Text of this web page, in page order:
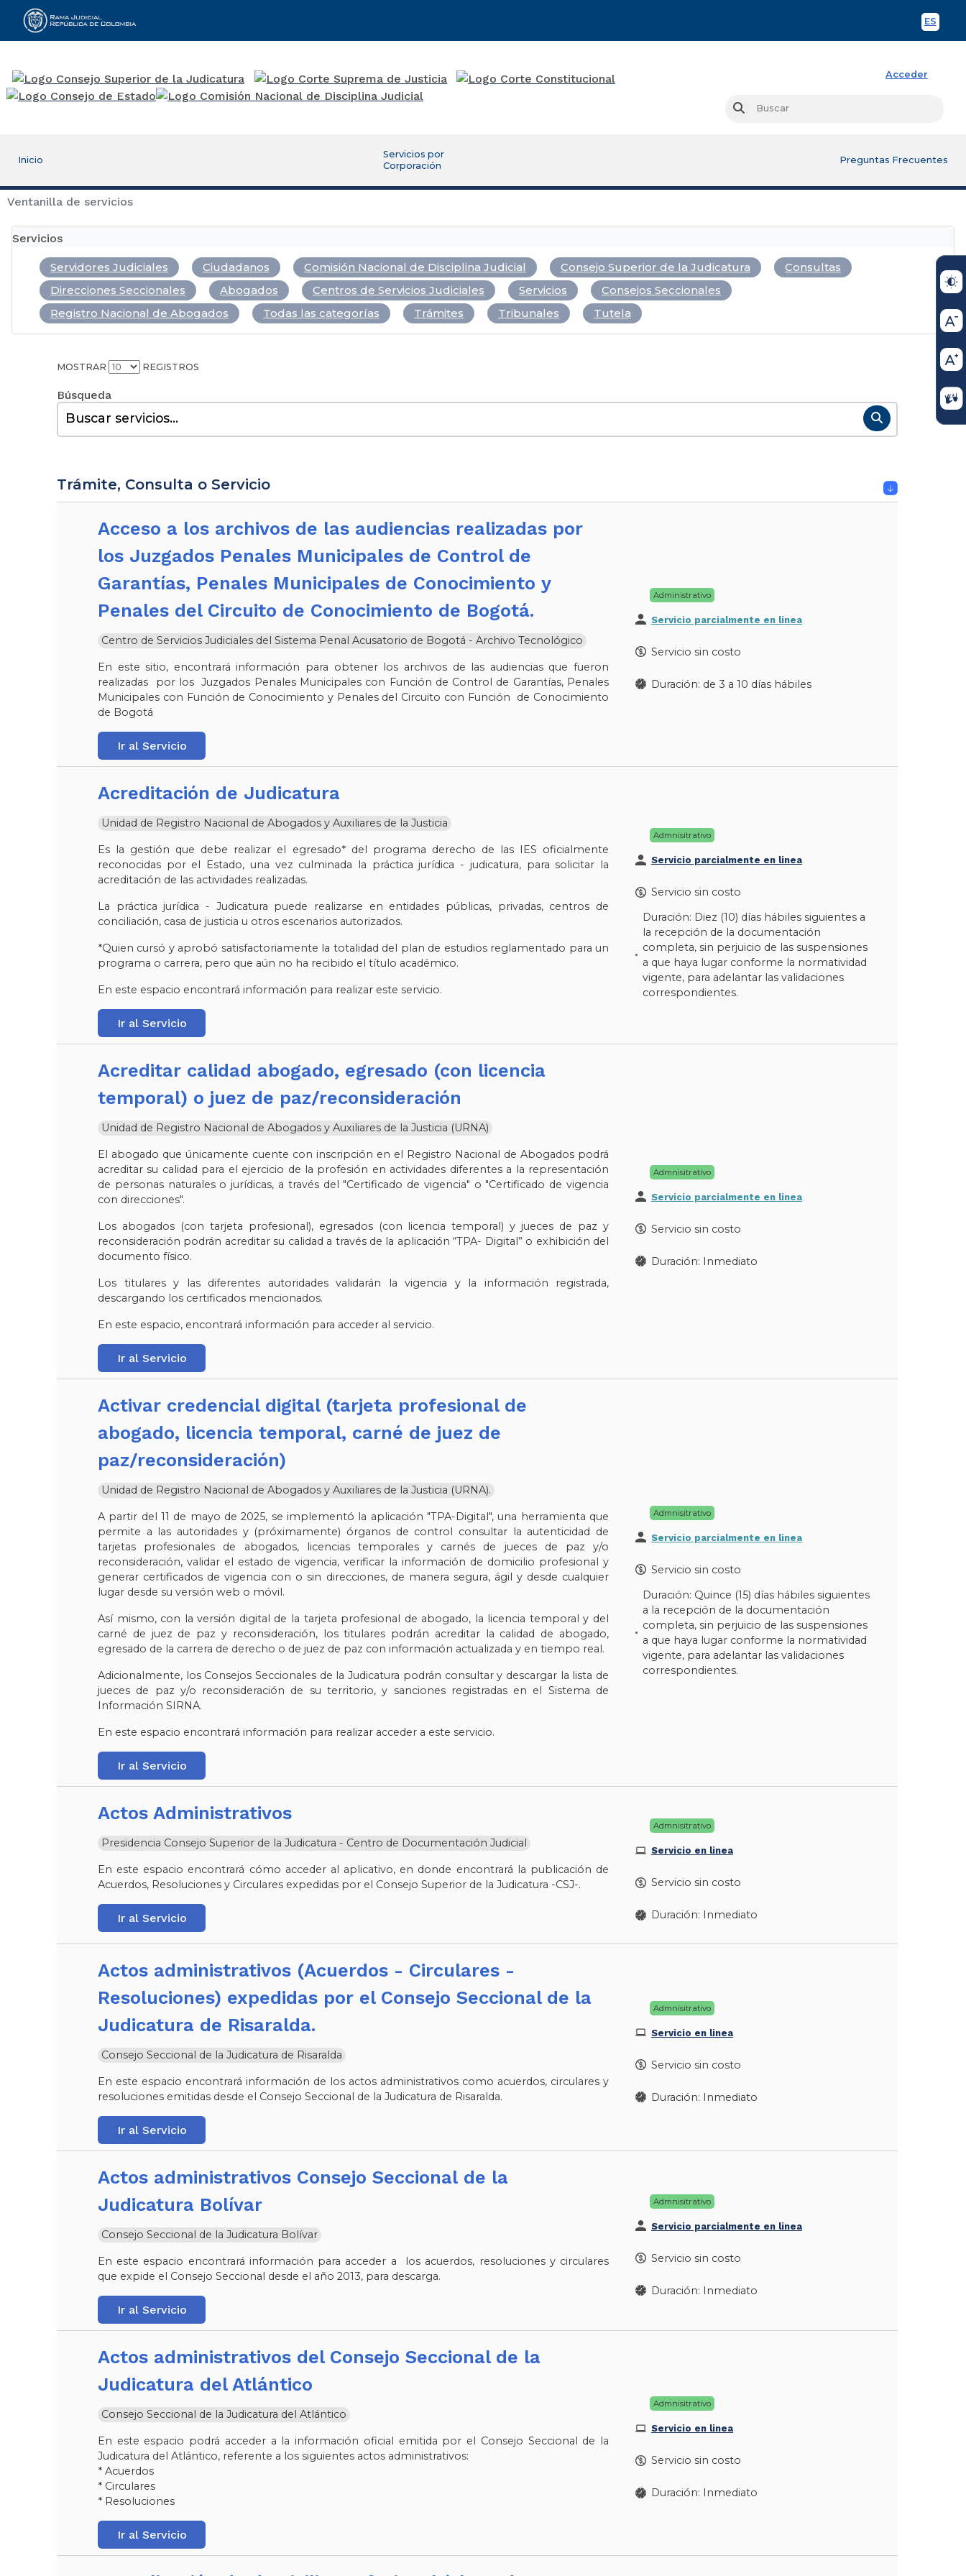
ES
Rama Judicial
Acceder
Buscar
Inicio
Servicios por
Corporación
Preguntas Frecuentes
Ventanilla de servicios
Servicios
Abogados Centros de Servicios Judiciales
Ciudadanos Comisión Nacional de Disciplina Judicial
Consejo Superior de la Judicatura
Consejos Seccionales
Consultas
Direcciones Seccionales
Registro Nacional de Abogados
Servicios
Servidores Judiciales
Todas las categorías Trámites Tribunales Tutela
MOSTRAR REGISTROS
Buscar:
Trámite, Consulta o Servicio
Acceso a los archivos de las audiencias realizadas por
los Juzgados Penales Municipales de Control de
Garantías, Penales Municipales de Conocimiento y
Penales del Circuito de Conocimiento de Bogotá.
Centro de Servicios Judiciales del Sistema Penal Acusatorio de Bogotá - Archivo Tecnológico
En este sitio, encontrará información para obtener los archivos de las audiencias que fueron
realizadas por los Juzgados Penales Municipales con Función de Control de Garantías, Penales
Municipales con Función de Conocimiento y Penales del Circuito con Función de Conocimiento
de Bogotá
Ir al Servicio
Administrativo
Servicio parcialmente en linea
Servicio sin costo
Duración: de 3 a 10 días hábiles
Acreditación de Judicatura
Unidad de Registro Nacional de Abogados y Auxiliares de la Justicia
Es la gestión que debe realizar el egresado* del programa derecho de las IES oficialmente
reconocidas por el Estado, una vez culminada la práctica jurídica - judicatura, para solicitar la
acreditación de las actividades realizadas.
La práctica jurídica - Judicatura puede realizarse en entidades públicas, privadas, centros de
conciliación, casa de justicia u otros escenarios autorizados.
*Quien cursó y aprobó satisfactoriamente la totalidad del plan de estudios reglamentado para un
programa o carrera, pero que aún no ha recibido el título académico.
En este espacio encontrará información para realizar este servicio.
Ir al Servicio
Admnisitrativo
Servicio parcialmente en linea
Servicio sin costo
Duración: Diez (10) días hábiles siguientes a
la recepción de la documentación
completa, sin perjuicio de las suspensiones
a que haya lugar conforme la normatividad
vigente, para adelantar las validaciones
correspondientes.
Acreditar calidad abogado, egresado (con licencia
temporal) o juez de paz/reconsideración
Unidad de Registro Nacional de Abogados y Auxiliares de la Justicia (URNA)
El abogado que únicamente cuente con inscripción en el Registro Nacional de Abogados podrá
acreditar su calidad para el ejercicio de la profesión en actividades diferentes a la representación
de personas naturales o jurídicas, a través del "Certificado de vigencia" o "Certificado de vigencia
con direcciones".
Los abogados (con tarjeta profesional), egresados (con licencia temporal) y jueces de paz y
reconsideración podrán acreditar su calidad a través de la aplicación “TPA- Digital” o exhibición del
documento físico.
Los titulares y las diferentes autoridades validarán la vigencia y la información registrada,
descargando los certificados mencionados.
En este espacio, encontrará información para acceder al servicio.
Ir al Servicio
Admnisitrativo
Servicio parcialmente en linea
Servicio sin costo
Duración: Inmediato
Activar credencial digital (tarjeta profesional de
abogado, licencia temporal, carné de juez de
paz/reconsideración)
Unidad de Registro Nacional de Abogados y Auxiliares de la Justicia (URNA).
A partir del 11 de mayo de 2025, se implementó la aplicación "TPA-Digital", una herramienta que
permite a las autoridades y (próximamente) órganos de control consultar la autenticidad de
tarjetas profesionales de abogados, licencias temporales y carnés de jueces de paz y/o
reconsideración, validar el estado de vigencia, verificar la información de domicilio profesional y
generar certificados de vigencia con o sin direcciones, de manera segura, ágil y desde cualquier
lugar desde su versión web o móvil.
Así mismo, con la versión digital de la tarjeta profesional de abogado, la licencia temporal y del
carné de juez de paz y reconsideración, los titulares podrán acreditar la calidad de abogado,
egresado de la carrera de derecho o de juez de paz con información actualizada y en tiempo real.
Adicionalmente, los Consejos Seccionales de la Judicatura podrán consultar y descargar la lista de
jueces de paz y/o reconsideración de su territorio, y sanciones registradas en el Sistema de
Información SIRNA.
En este espacio encontrará información para realizar acceder a este servicio.
Ir al Servicio
Admnisitrativo
Servicio parcialmente en linea
Servicio sin costo
Duración: Quince (15) días hábiles siguientes
a la recepción de la documentación
completa, sin perjuicio de las suspensiones
a que haya lugar conforme la normatividad
vigente, para adelantar las validaciones
correspondientes.
Actos Administrativos
Presidencia Consejo Superior de la Judicatura - Centro de Documentación Judicial
En este espacio encontrará cómo acceder al aplicativo, en donde encontrará la publicación de
Acuerdos, Resoluciones y Circulares expedidas por el Consejo Superior de la Judicatura -CSJ-.
Ir al Servicio
Admnisitrativo
Servicio en linea
Servicio sin costo
Duración: Inmediato
Actos administrativos (Acuerdos - Circulares -
Resoluciones) expedidas por el Consejo Seccional de la
Judicatura de Risaralda.
Consejo Seccional de la Judicatura de Risaralda
En este espacio encontrará información de los actos administrativos como acuerdos, circulares y
resoluciones emitidas desde el Consejo Seccional de la Judicatura de Risaralda.
Ir al Servicio
Admnisitrativo
Servicio en linea
Servicio sin costo
Duración: Inmediato
Actos administrativos Consejo Seccional de la
Judicatura Bolívar
Consejo Seccional de la Judicatura Bolívar
En este espacio encontrará información para acceder a los acuerdos, resoluciones y circulares
que expide el Consejo Seccional desde el año 2013, para descarga.
Ir al Servicio
Admnisitrativo
Servicio parcialmente en linea
Servicio sin costo
Duración: Inmediato
Actos administrativos del Consejo Seccional de la
Judicatura del Atlántico
Consejo Seccional de la Judicatura del Atlántico
En este espacio podrá acceder a la información oficial emitida por el Consejo Seccional de la
Judicatura del Atlántico, referente a los siguientes actos administrativos:
* Acuerdos
* Circulares
* Resoluciones
Ir al Servicio
Admnisitrativo
Servicio en linea
Servicio sin costo
Duración: Inmediato